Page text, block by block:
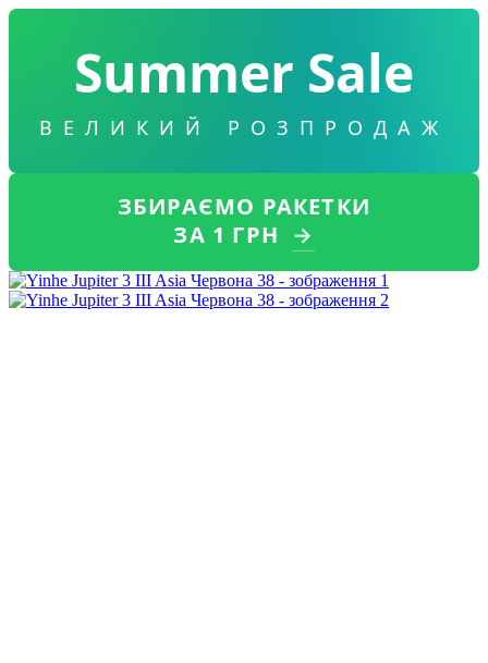
Summer Sale
ВЕЛИКИЙ РОЗПРОДАЖ
ЗБИРАЄМО РАКЕТКИ
ЗА 1 ГРН →